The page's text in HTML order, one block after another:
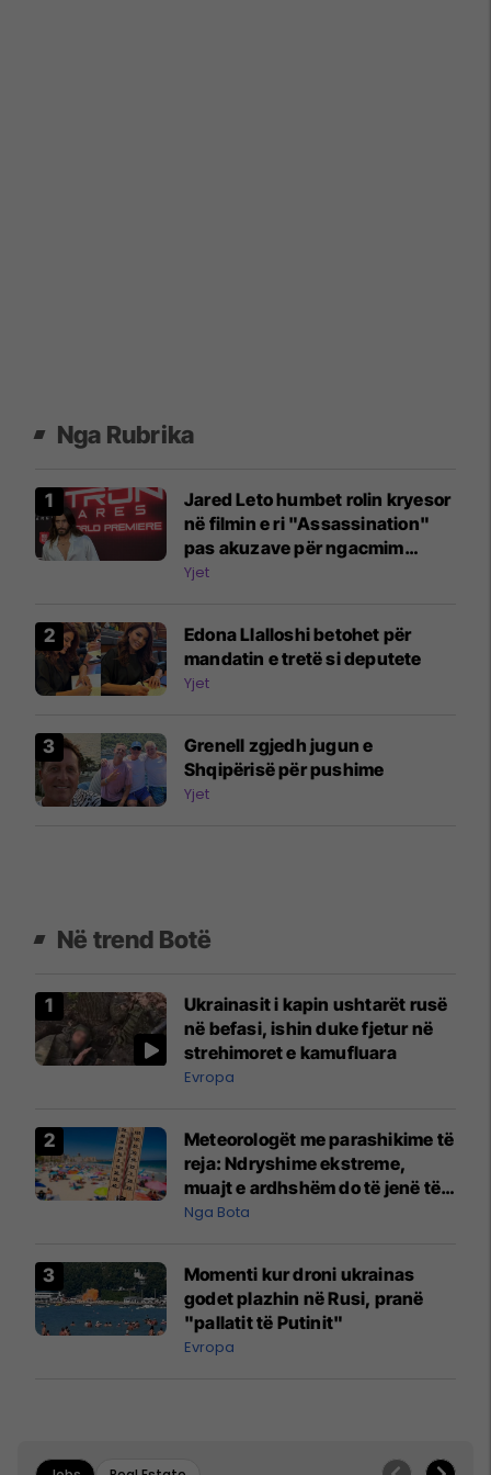
Nga Rubrika
Jared Leto humbet rolin kryesor
në filmin e ri "Assassination"
pas akuzave për ngacmim
seksual
Yjet
Edona Llalloshi betohet për
mandatin e tretë si deputete
Yjet
Grenell zgjedh jugun e
Shqipërisë për pushime
Yjet
Në trend Botë
Ukrainasit i kapin ushtarët rusë
në befasi, ishin duke fjetur në
strehimoret e kamufluara
Evropa
Meteorologët me parashikime të
reja: Ndryshime ekstreme,
muajt e ardhshëm do të jenë të
pazakontë
Nga Bota
Momenti kur droni ukrainas
godet plazhin në Rusi, pranë
"pallatit të Putinit"
Evropa